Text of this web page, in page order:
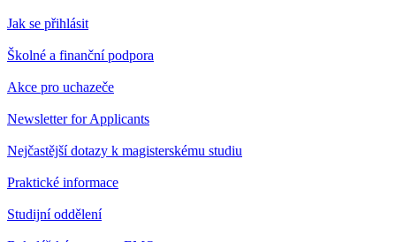
Jak se přihlásit
Školné a finanční podpora
Akce pro uchazeče
Newsletter for Applicants
Nejčastější dotazy k magisterskému studiu
Praktické informace
Studijní oddělení